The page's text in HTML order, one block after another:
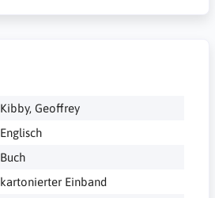
Kibby, Geoffrey
Englisch
Buch
kartonierter Einband